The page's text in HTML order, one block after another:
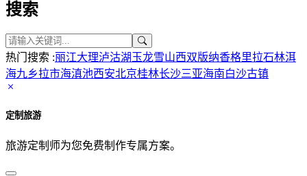
搜索
热门搜索 :丽江大理泸沽湖 玉龙雪山西双版纳香格里拉石林洱
海九乡拉市海滇池西安北京桂林长沙三亚海南白沙古镇
定制旅游
旅游定制师为您免费制作专属方案。